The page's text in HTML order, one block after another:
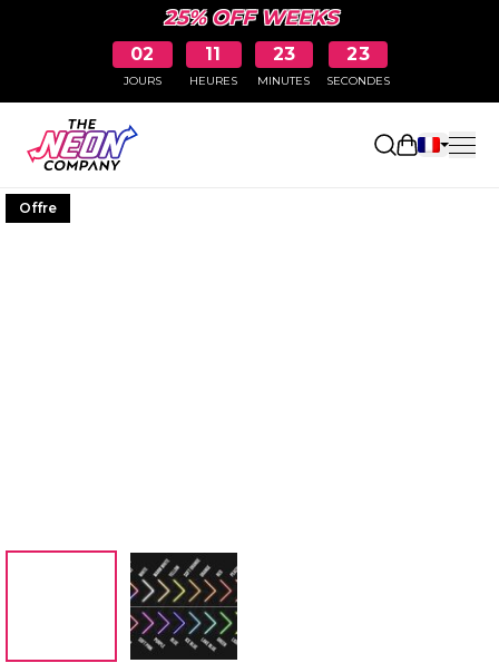
25% OFF WEEKS
02
JOURS
11
HEURES
23
MINUTES
22
SECONDES
Ouvrir le
Offre